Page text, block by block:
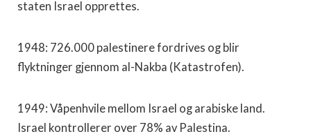
staten Israel opprettes.
1948: 726.000 palestinere fordrives og blir
flyktninger gjennom al-Nakba (Katastrofen).
1949: Våpenhvile mellom Israel og arabiske land.
Israel kontrollerer over 78% av Palestina.